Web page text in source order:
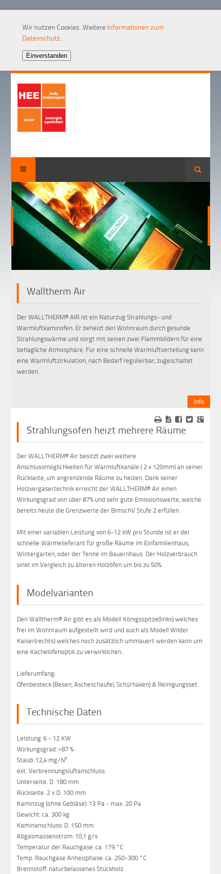
Wir nutzen Cookies. Weitere Informationen zum
Datenschutz.
Suche
Info
Walltherm Air
Der WALLTHERM® AIR ist ein Naturzug Strahlungs- und
Warmluftkaminofen. Er beheizt den Wohnraum durch gesunde
Strahlungswärme und sorgt mit seinen zwei Flammbildern für eine
behagliche Atmosphäre. Für eine schnelle Warmluftverteilung kann
eine Warmluftzirkulation, nach Bedarf regulierbar, zugeschaltet
werden.
Strahlungsofen heizt mehrere Räume
Der WALLTHERM® Air besitzt zwei weitere
Anschlussmöglichkeiten für Warmluftkanäle ( 2 x 120mm) an seiner
Rückseite, um angrenzende Räume zu heizen. Dank seiner
Holzvergasertechnik erreicht der WALLTHERM® Air einen
Wirkungsgrad von über 87% und sehr gute Emissionswerte, welche
bereits heute die Grenzwerte der BimschV Stufe 2 erfüllen.
Mit einer variablen Leistung von 6-12 kW pro Stunde ist er der
schnelle Wärmelieferant für große Räume im Einfamilienhaus,
Wintergarten, oder der Tenne im Bauernhaus. Der Holzverbrauch
sinkt im Vergleich zu älteren Holzöfen um bis zu 50%.
Modelvarianten
Den Walltherm® Air gibt es als Modell Königsspitze(links) welches
frei im Wohnraum aufgestellt wird und auch als Modell Wilder
Kaiser(rechts) welches noch zusätzlich ummauert werden kann um
eine Kachelofenoptik zu verwirklichen.
Lieferumfang:
Ofenbesteck (Besen, Ascheschaufel, Schürhaken) & Reinigungsset
Technische Daten
Leistung: 6 - 12 KW
Wirkungsgrad: >87 %
Staub: 12,4 mg/N³
ext. Verbrennungsluftanschluss:
Unterseite. D. 180 mm
Rückseite. 2 x D. 100 mm
Kaminzug (ohne Gebläse): 13 Pa - max. 20 Pa
Gewicht: ca. 300 kg
Kaminanschluss: D. 150 mm
Abgasmassenstrom: 10,1 g/s
Temperatur der Rauchgase: ca. 179 °C
Temp. Rauchgase Anheizphase: ca. 250-300 °C
Brennstoff: naturbelassenes Stückholz